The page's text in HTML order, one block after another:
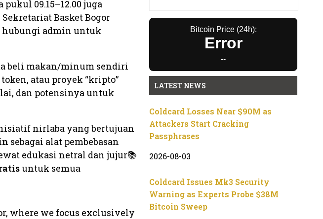
09.15–12.00 juga
Basket Bogor
hubungi admin untuk
beli makan/minum sendiri
atau proyek “kripto”
dan potensinya untuk
nirlaba yang bertujuan
sebagai alat pembebasan
edukasi netral dan jujur📚
untuk semua
where we focus exclusively
Bitcoin Price (24h):
Error
--
LATEST NEWS
Coldcard Losses Near $90M as
Attackers Start Cracking
Passphrases
2026-08-03
Coldcard Issues Mk3 Security
Warning as Experts Probe $38M
Bitcoin Sweep